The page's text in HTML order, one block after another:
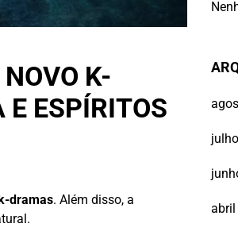
K-
ESPÍRITOS
dramas. Além disso, a